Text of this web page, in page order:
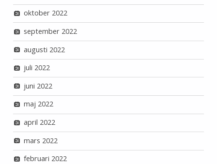
oktober 2022
september 2022
augusti 2022
juli 2022
juni 2022
maj 2022
april 2022
mars 2022
februari 2022